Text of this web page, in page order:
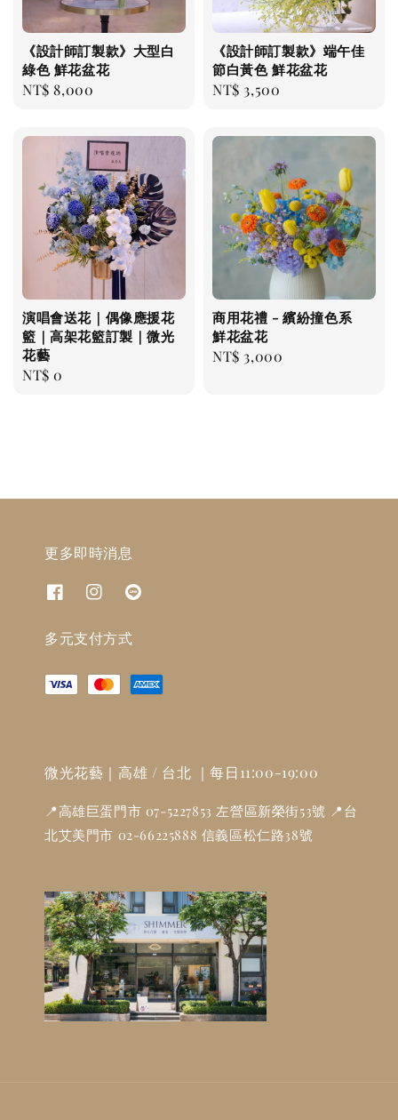
《設計師訂製款》大型白
綠色 鮮花盆花
Regular
NT$ 8,000
《設計師訂製款》端午佳
節白黃色 鮮花盆花
Regular
NT$ 3,500
演唱會送花｜偶像應援花
籃｜高架花籃訂製｜微光
花藝
Regular
NT$ 0
商用花禮 - 繽紛撞色系
鮮花盆花
Regular
NT$ 3,000
更多即時消息
多元支付方式
微光花藝｜高雄 / 台北 ｜每日11:00-19:00
📍高雄巨蛋門市 07-5227853 左營區新榮街53號 📍台
北艾美門市 02-66225888 信義區松仁路38號